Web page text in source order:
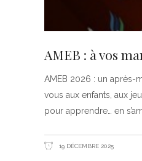
AMEB : à vos
AMEB 2026 : un après-
vous aux enfants, aux
pour apprendre… en
19 DÉCEMBRE 2025